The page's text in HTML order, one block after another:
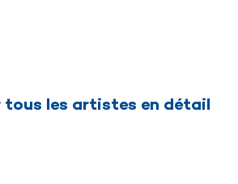
tous les artistes en détail